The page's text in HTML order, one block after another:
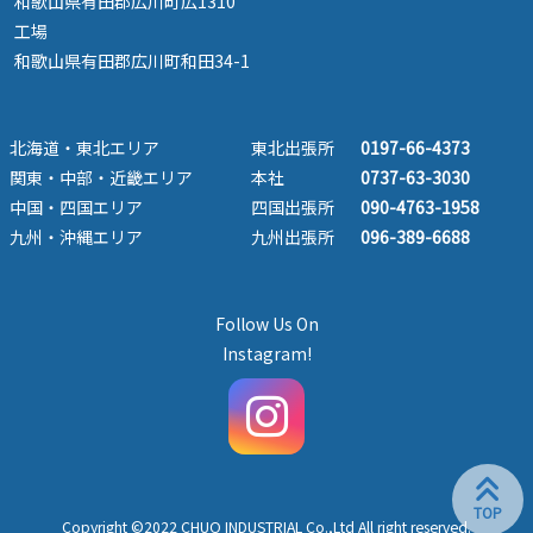
工場
和歌山県有田郡広川町和田34-1
北海道・東北エリア 東北出張所
0197-66-4373
関東・中部・近畿エリア
本社
0737-63-3030
中国・四国エリア
四国出張所
090-4763-1958
九州・沖縄エリア
九州出張所 096-389-6688
Follow Us On
Instagram!
Copyright ©2022 CHUO INDUSTRIAL Co.,Ltd All right reserved.